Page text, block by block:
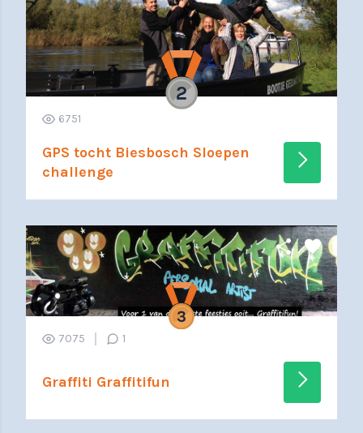
6751
GPS tocht Biesbosch Sloepen
challenge
arrow_forward_ios
7075 1
Graffiti Graffitifun arrow_forward_ios
share favorite